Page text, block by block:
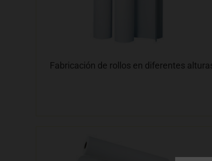
Fabricación de rollos en diferentes